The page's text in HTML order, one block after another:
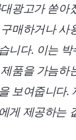
광고가 쏟아
매하거나 사
니다. 이는 박
품을 가늠하
보여줍니다.
게 제공하는